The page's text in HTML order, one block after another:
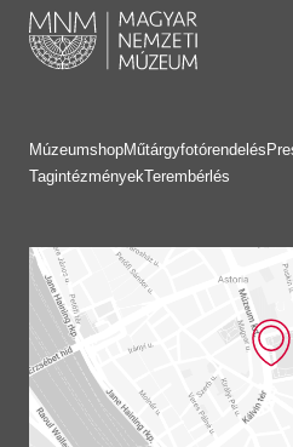
MúzeumshopMűtárgyfotórendelés
TagintézményekTerembérlés